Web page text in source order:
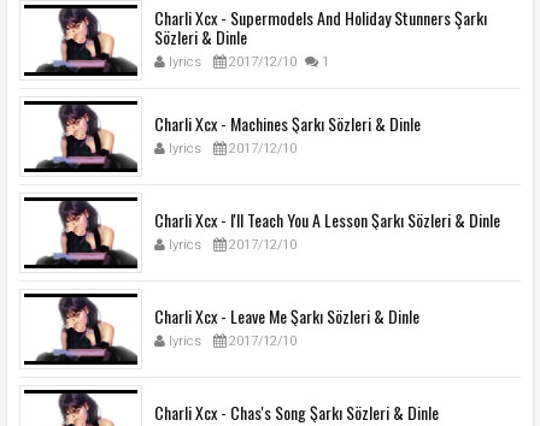
Charli Xcx - Supermodels And Holiday Stunners Şarkı
Sözleri & Dinle
lyrics 2017/12/10 1
Charli Xcx - Machines Şarkı Sözleri & Dinle
lyrics 2017/12/10
Charli Xcx - I'll Teach You A Lesson Şarkı Sözleri & Dinle
lyrics 2017/12/10
Charli Xcx - Leave Me Şarkı Sözleri & Dinle
lyrics 2017/12/10
Charli Xcx - Chas's Song Şarkı Sözleri & Dinle